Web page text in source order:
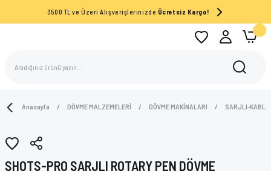
3500 TL ve Üzeri Alışverişlerinizde Ücretsiz Kargo!
Anasayfa DÖVME MALZEMELERİ DÖVME MAKİNALARI SARJLI-
SHOTS-PRO SARJLI ROTARY PEN DÖVME